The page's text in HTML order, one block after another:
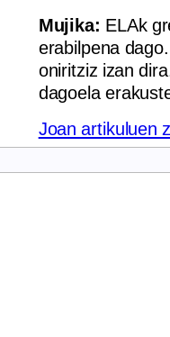
Mujika: ELAk
erabilpena
oniritziz izan
dagoela
Joan artikuluen